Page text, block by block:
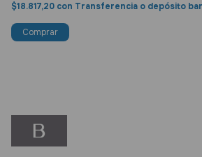
$18.817,20 con Transferencia o depósito